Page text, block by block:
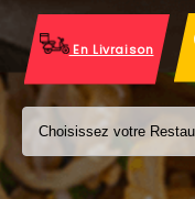
VOS AVIS
MENTIONS LÉGALES
C.G.V
En Livraison